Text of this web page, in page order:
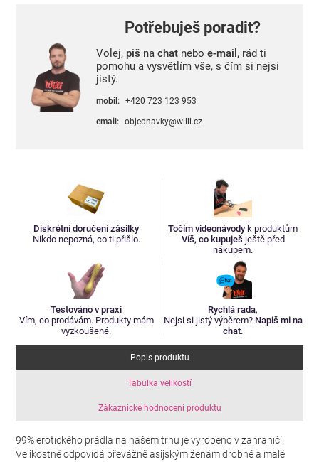
Potřebuješ poradit?
Volej, piš na chatnebo e-mail , rád ti
pomohu a vysvětlím vše, s čím si nejsi
jistý.
mobil: +420 723 123 953
email: objednavky@willi.cz
Diskrétní doručení zásilky
Nikdo nepozná, co ti přišlo.
Točím videonávody k produktům
Víš, co kupuješ ještě před
nákupem.
Testováno v praxi
Vím, co prodávám. Produkty mám
vyzkoušené.
Rychlá rada,
Nejsi si jistý výběrem? Napiš mi na
chat.
Popis produktu
Tabulka velikostí
Zákaznické hodnocení produktu
99% erotického prádla na našem trhu je vyrobeno v zahraničí.
Velikostně odpovídá převážně asijským ženám drobné a malé